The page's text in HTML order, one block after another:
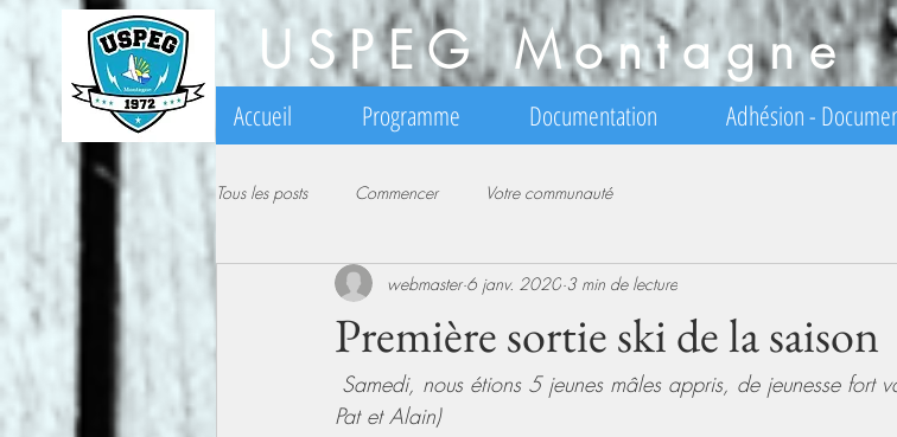
USPEG Montagne
Accueil Programme Documentation Adhésion -
Tous les posts Commencer Votre communauté
Première sortie ski de la saison
webmaster 6 janv. 2020 3 min de lecture
Pat et Alain)